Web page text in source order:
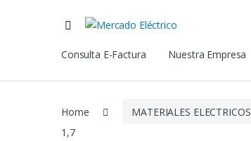
Consulta E-Factura
Nuestra Empresa
Home MATERIALES ELECTRICOS
1,7